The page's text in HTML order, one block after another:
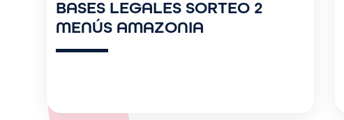
BASES LEGALES SORTEO 2
MENÚS AMAZONIA